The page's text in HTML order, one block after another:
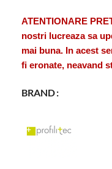
ATENTIONARE
nostri lucreaza sa
mai buna. In acest
fi eronate, neavand
BRAND